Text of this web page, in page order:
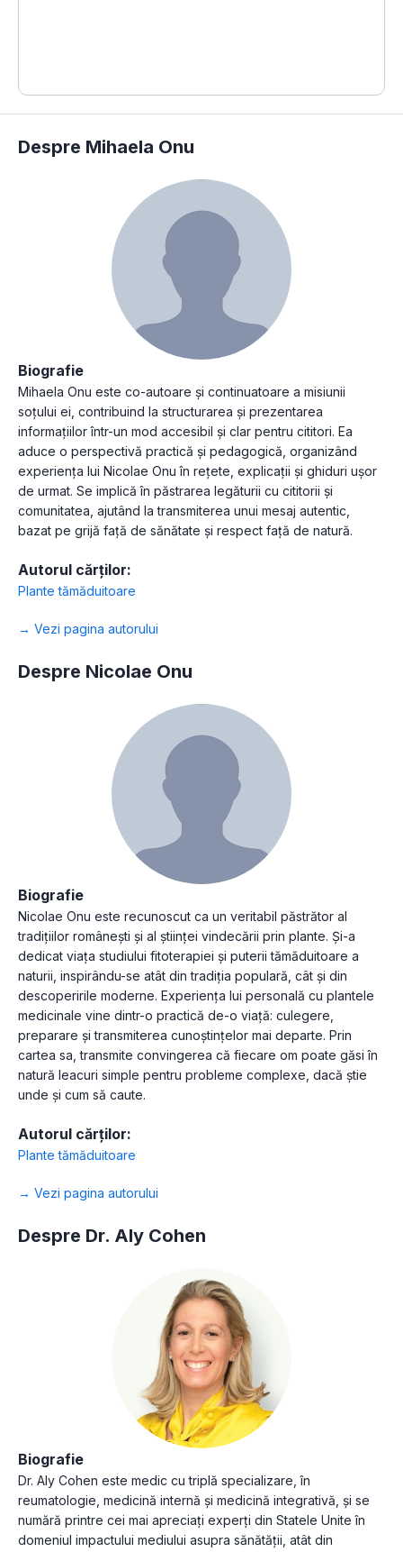
Despre Mihaela Onu
Biografie
Mihaela Onu este co-autoare și continuatoare a misiunii
soțului ei, contribuind la structurarea și prezentarea
informațiilor într-un mod accesibil și clar pentru cititori. Ea
aduce o perspectivă practică și pedagogică, organizând
experiența lui Nicolae Onu în rețete, explicații și ghiduri ușor
de urmat. Se implică în păstrarea legăturii cu cititorii și
comunitatea, ajutând la transmiterea unui mesaj autentic,
bazat pe grijă față de sănătate și respect față de natură.
Autorul cărților:
Plante tămăduitoare
→ Vezi pagina autorului
Despre Nicolae Onu
Biografie
Nicolae Onu este recunoscut ca un veritabil păstrător al
tradițiilor românești și al științei vindecării prin plante. Și-a
dedicat viața studiului fitoterapiei și puterii tămăduitoare a
naturii, inspirându-se atât din tradiția populară, cât și din
descoperirile moderne. Experiența lui personală cu plantele
medicinale vine dintr-o practică de-o viață: culegere,
preparare și transmiterea cunoștințelor mai departe. Prin
cartea sa, transmite convingerea că fiecare om poate găsi în
natură leacuri simple pentru probleme complexe, dacă știe
unde și cum să caute.
Autorul cărților:
Plante tămăduitoare
→ Vezi pagina autorului
Despre Dr. Aly Cohen
Biografie
Dr. Aly Cohen este medic cu triplă specializare, în
reumatologie, medicină internă și medicină integrativă, și se
numără printre cei mai apreciați experți din Statele Unite în
domeniul impactului mediului asupra sănătății, atât din